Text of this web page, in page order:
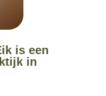
is een
in